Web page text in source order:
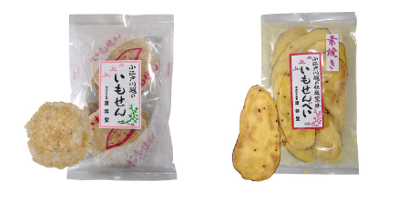
さつまいもは食物繊維などの栄養が多い食物です。
さつまチップは、他のさつまいも和菓子同様に、
さつまいもの素材を活かした
体に優しい和菓子です。
さらに、全て人の手でつくられる伝統の製法で
つくられています。